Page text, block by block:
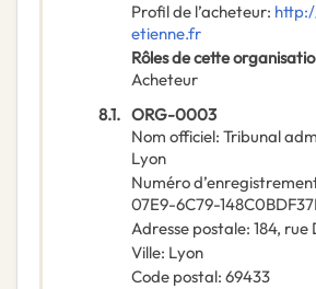
Profil de l’acheteur:
etienne.fr
Rôles de cette
Acheteur
8.1. ORG-0003
Nom officiel: Tribunal
Lyon
Numéro
07E9-6C79-
Adresse postale: 184, rue
Ville: Lyon
Code postal: 69433